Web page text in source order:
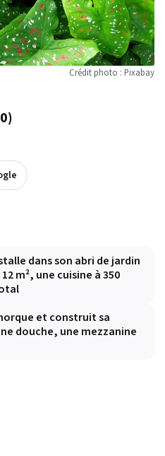
Crédit photo : Pixabay
0)
dans son abri de jardin
m², une cuisine à 350
et construit sa
douche, une mezzanine